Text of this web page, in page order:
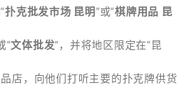
扑克批发市场 昆明”或“棋牌用品 昆
“文体批发”，并将地区限定在“昆
店，向他们打听主要的扑克牌供货